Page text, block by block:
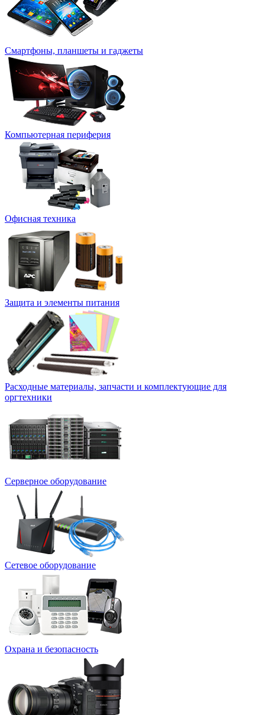
Смартфоны, планшеты и гаджеты
Компьютерная периферия
Офисная техника
Защита и элементы питания
Расходные материалы, запчасти и комплектующие для
оргтехники
Серверное оборудование
Сетевое оборудование
Охрана и безопасность